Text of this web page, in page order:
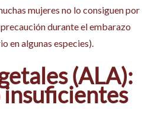
mujeres no lo consiguen por
durante el embarazo
en algunas especies).
(ALA):